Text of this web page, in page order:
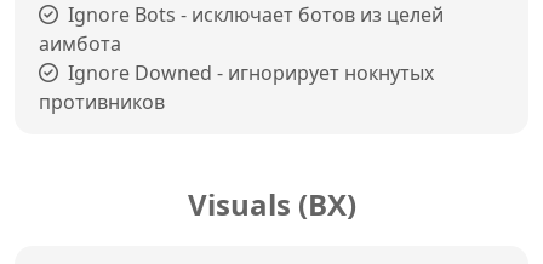
Ignore Bots - исключает ботов из целей
аимбота
Ignore Downed - игнорирует нокнутых
противников
Visuals (ВХ)